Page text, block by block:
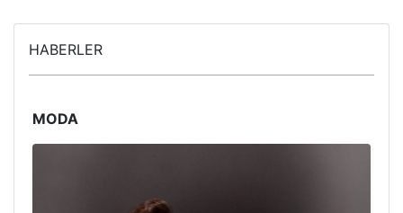
HABERLER
MODA